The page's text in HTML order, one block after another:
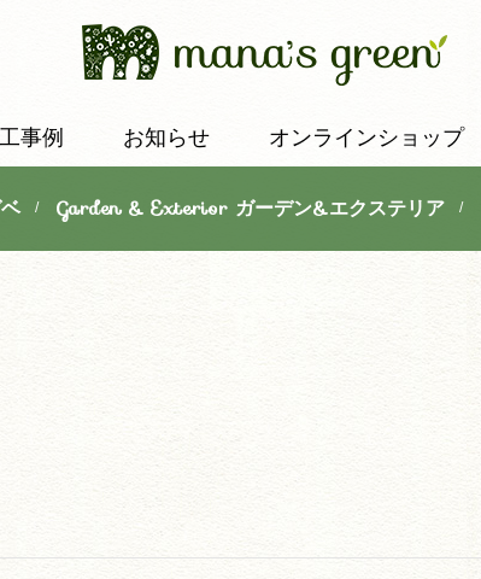
事例 お知らせ オンラインショップ
/ Garden & Exterior ガーデン&エクステリア/